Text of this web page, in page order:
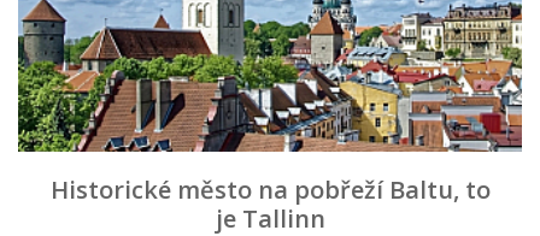
Historické město na pobřeží Baltu, to
je Tallinn